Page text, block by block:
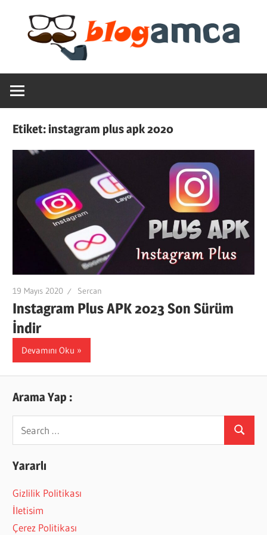
content
Blogamca
2025
Haber,
Blogların
Amcası
Etiket:instagram plus apk 2020
19 Mayıs 2020 Sercan
Instagram Plus APK 2023 Son Sürüm
İndir
Devamını Oku
Arama Yap :
Search
Yararlı
Gizlilik Politikası
İletisim
Çerez Politikası